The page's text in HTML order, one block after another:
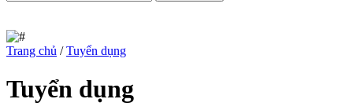
Trang chủ / Tuyển dụng
Tuyển dụng